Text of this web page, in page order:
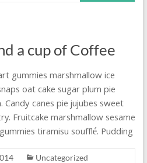
a cup of Coffee
gummies marshmallow ice
oat cake sugar plum pie
canes pie jujubes sweet
Fruitcake marshmallow sesame
tiramisu soufflé. Pudding
Uncategorized